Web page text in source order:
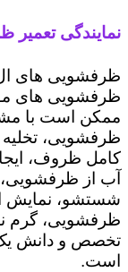
نمایندگی
ظرفشویی های
ظرفشویی های
ممکن است با
ظرفشویی،
کامل ظروف،
آب از ظرفشویی،
شستشو، نمایش
ظرفشویی، گرم
تخصص و دانش یک
است.